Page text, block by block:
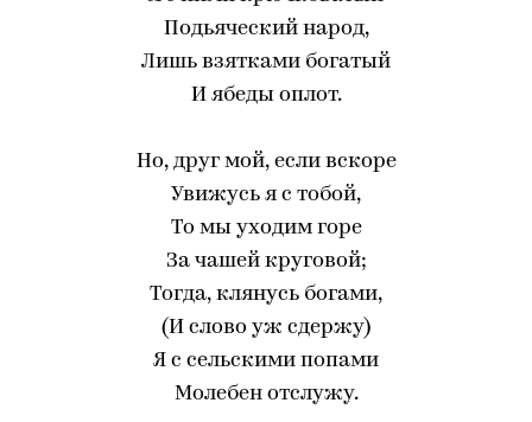
Подьяческий народ,
Лишь взятками богатый
И ябеды оплот.
Но, друг мой, если вскоре
Увижусь я с тобой,
То мы уходим горе
За чашей круговой;
Тогда, клянусь богами,
(И слово уж сдержу)
Я с сельскими попами
Молебен отслужу.